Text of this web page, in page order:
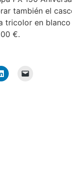
también el
tricolor en blanco
€.